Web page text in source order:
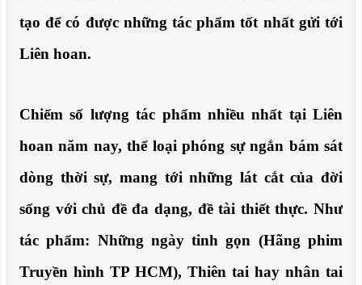
tạo để có được những tác phẩm tốt nhất gửi tới
Liên hoan.
Chiếm số lượng tác phẩm nhiều nhất tại Liên
hoan năm nay, thể loại phóng sự ngắn bám sát
dòng thời sự, mang tới những lát cắt của đời
sống với chủ đề đa dạng, đề tài thiết thực. Như
tác phẩm: Những ngày tinh gọn (Hãng phim
Truyền hình TP HCM), Thiên tai hay nhân tai